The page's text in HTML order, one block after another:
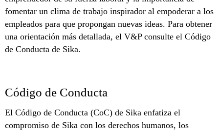
fomentar un clima de trabajo inspirador al empoderar a los
empleados para que propongan nuevas ideas. Para obtener
una orientación más detallada, el V&P consulte el Código
de Conducta de Sika.
Código de Conducta
El Código de Conducta (CoC) de Sika enfatiza el
compromiso de Sika con los derechos humanos, los